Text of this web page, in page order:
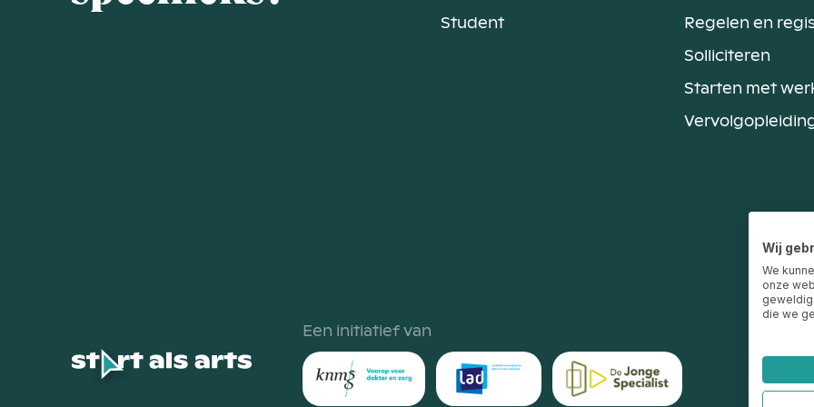
Student
Regelen en
Solliciteren
Starten met
Een initiatief van
Wij
We
onze
die we